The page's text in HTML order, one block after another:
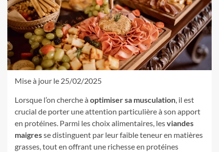
Mise à jour le 25/02/2025
Lorsque l’on cherche à optimiser sa musculation, il est
crucial de porter une attention particulière à son apport
en protéines. Parmi les choix alimentaires, lesviandes
maigresse distinguent par leur faible teneur en matières
grasses, tout en offrant une richesse en protéines